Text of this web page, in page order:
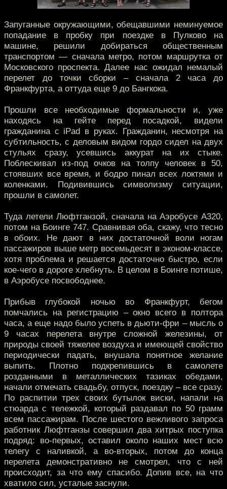
Запуганные окружающими, обещавшими неминуемое
попадание в пробку при поездке в Пулково на
машине, решили добираться общественным
транспортом — сначала метро, потом маршрутка от
Московского проспекта. Далее нас ожидал немалый
перелет до точки сборки – сначала 2 часа до
Франкфурта, а оттуда еще 9 до Бангкока.
Прошли все необходимые формальности и, уже
находясь на гейте перед посадкой, видели
гражданина с iPad в руках. Гражданин, несмотря на
субтильность, с деловым видом гордо сидел на двух
стульях сразу, усевшись аккурат на их стыке.
Поблескивал из-под очков на толпу человек в 50,
стоявших все время, и бодро пинал всех локтями и
коленками. Подивившись символизму ситуации,
прошли в самолет.
Туда летели Люфтганзой, сначала на Аэробусе А320,
потом на Боинге 747. Сравнивая оба, скажу, что тесно
в обоих. Не дают в них достаточной воли ногам
пассажиров выше метр восемьдесят в эконом-классе,
хотя проблема и решается достаточно быстро, если
кое-чего в дороге хлебнуть. В целом в Боинге потише,
в Аэробусе посвободнее.
Прибыв глубокой ночью во Франкфурт, бегом
помчались на регистрацию – окно всего в полтора
часа, а еще надо было успеть в дьюти-фри – мысль о
9 часах перелета внутре сложной железины, от
природы своей тяжелее воздуха и имеющей свойство
периодически падать, внушала понятное желание
выпить. Плотно подкрепившись в самолете
розданными в металлических тазиках обедами,
начали отмечать свадьбу, отпуск, поездку – все сразу.
По распитии трех своих бутылок виски, напали на
стюарда с тележкой, который раздавал по 50 грамм
всем пассажирам. После шестого вежливого запроса
работник Люфтганзы совершил два хитрых поступка
подряд: во-первых, оставил около наших мест всю
телегу с наливкой, а во-вторых, потом до конца
перелета демонстративно не смотрел, что с ней
происходит, за что ему спасибо. Допив все, на что
хватило сил, усталые заснули.